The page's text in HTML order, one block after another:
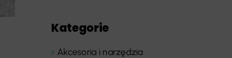
Kategorie
Akcesoria i narzędzia